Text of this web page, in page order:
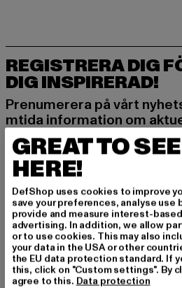
REGISTRERA DIG
DIG INSPIRERAD!
Prenumerera på vårt
mtida information om
nden och kuponger från
MÄN
KVINNOR
E-POST
GREAT TO
HERE!
DefShop uses cookies to improve
save your preferences, analyse use
provide and measure interest-
advertising. In addition, we allow
or to use cookies. This may also
your data in the USA or other
the EU data protection standard. If
this, click on "Custom settings". By
agree to this. Data protection